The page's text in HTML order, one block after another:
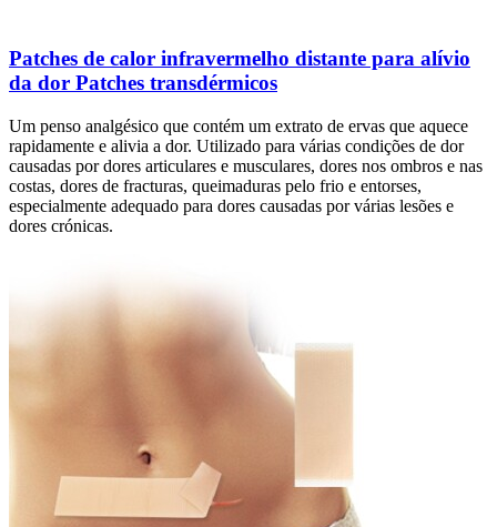
Patches de calor infravermelho distante para alívio
da dor Patches transdérmicos
Um penso analgésico que contém um extrato de ervas que aquece
rapidamente e alivia a dor. Utilizado para várias condições de dor
causadas por dores articulares e musculares, dores nos ombros e nas
costas, dores de fracturas, queimaduras pelo frio e entorses,
especialmente adequado para dores causadas por várias lesões e
dores crónicas.